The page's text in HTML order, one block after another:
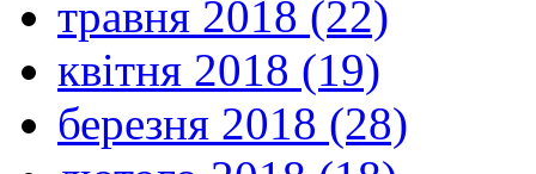
травня 2018 (22)
квітня 2018 (19)
березня 2018 (28)